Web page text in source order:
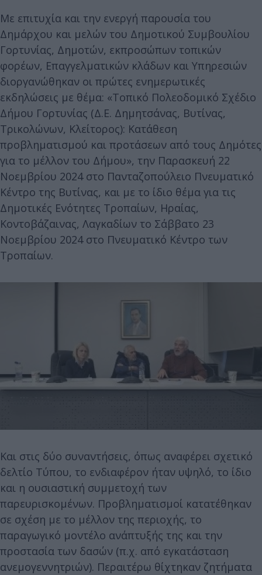
Με επιτυχία και την ενεργή παρουσία του
Δημάρχου και μελών του Δημοτικού Συμβουλίου
Γορτυνίας, Δημοτών, εκπροσώπων τοπικών
φορέων, Επαγγελματικών κλάδων και Υπηρεσιών
διοργανώθηκαν οι πρώτες ενημερωτικές
εκδηλώσεις με θέμα: «Τοπικό Πολεοδομικό Σχέδιο
Δήμου Γορτυνίας (Δ.Ε. Δημητσάνας, Βυτίνας,
Τρικολώνων, Κλείτορος): Κατάθεση
προβληματισμού και προτάσεων από τους Δημότες
για το μέλλον του Δήμου», την Παρασκευή 22
Νοεμβρίου 2024 στο Πανταζοπούλειο Πνευματικό
Κέντρο της Βυτίνας, και με το ίδιο θέμα για τις
Δημοτικές Ενότητες Τροπαίων, Ηραίας,
Κοντοβάζαινας, Λαγκαδίων το Σάββατο 23
Νοεμβρίου 2024 στο Πνευματικό Κέντρο των
Τροπαίων.
Και στις δύο συναντήσεις, όπως αναφέρει σχετικό
δελτίο Τύπου, το ενδιαφέρον ήταν υψηλό, το ίδιο
και η ουσιαστική συμμετοχή των
παρευρισκομένων. Προβληματισμοί κατατέθηκαν
σε σχέση με το μέλλον της περιοχής, το
παραγωγικό μοντέλο ανάπτυξής της και την
προστασία των δασών (π.χ. από εγκατάσταση
ανεμογεννητριών). Περαιτέρω θίχτηκαν ζητήματα